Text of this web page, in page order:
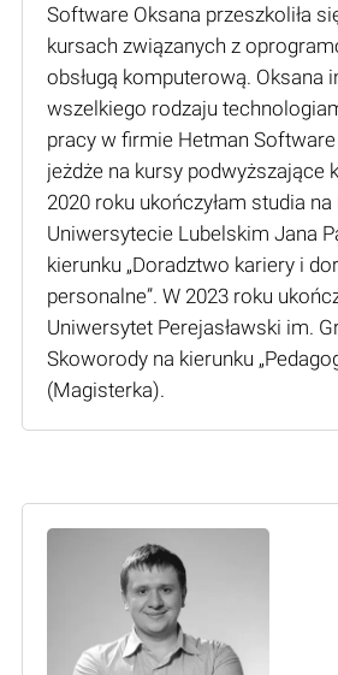
Software Oksana przeszkoliła
kursach związanych z
obsługą komputerową. Oksana
wszelkiego rodzaju
pracy w firmie Hetman
jeżdże na kursy podwyższające
2020 roku ukończyłam studia
Uniwersytecie Lubelskim Jana
kierunku „Doradztwo kariery i
personalne”. W 2023 roku
Uniwersytet Perejasławski im.
Skoworody na kierunku
(Мagisterka).